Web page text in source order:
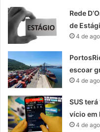
Rede
de
4 de
escoar
4 de
SUS
vício em
4 de